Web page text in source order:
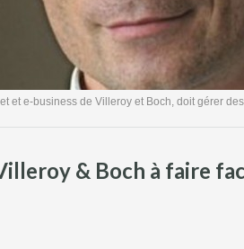
et e-business de Villeroy et Boch, doit gérer
& Boch à faire